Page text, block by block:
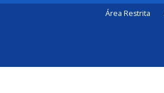
Área Restrita